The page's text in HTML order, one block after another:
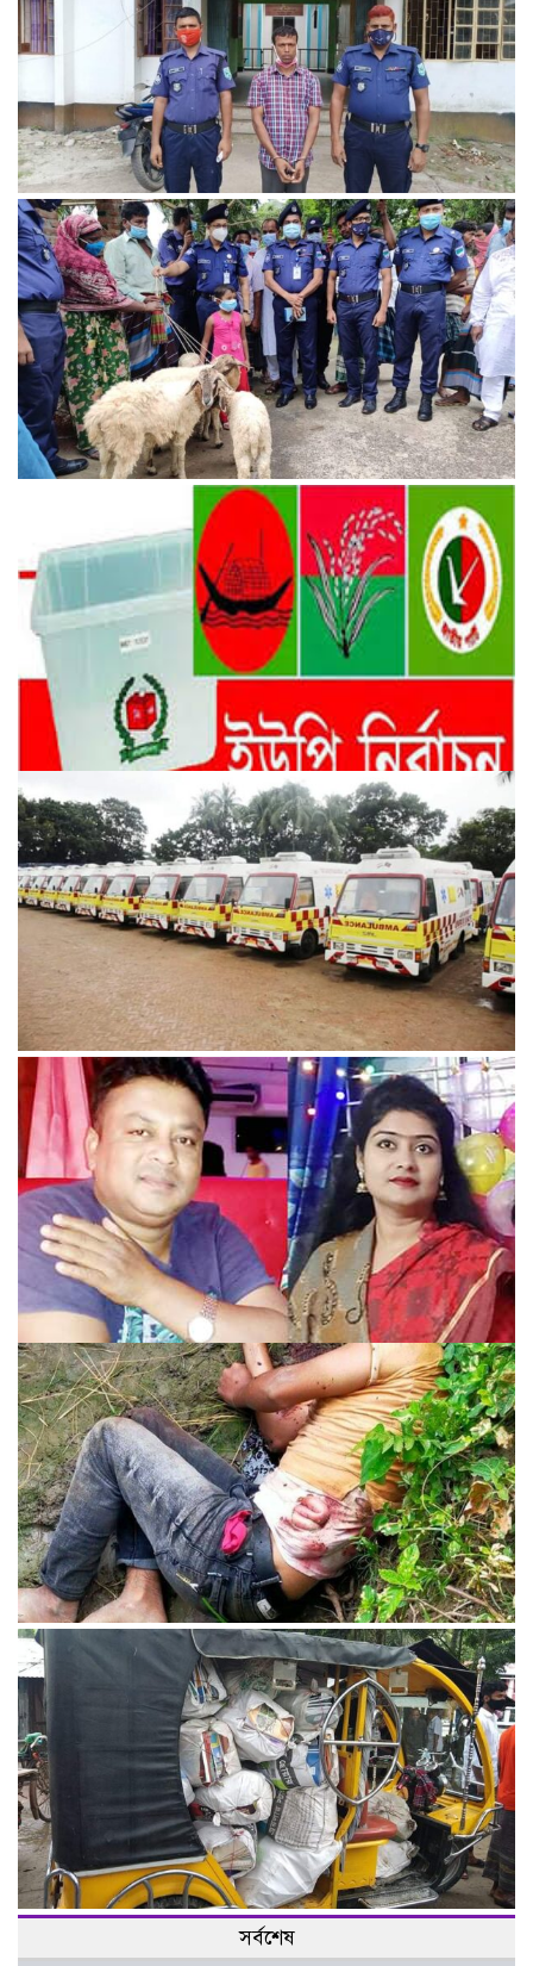
পৌঁছে দেয়ার কথা বলে গাড়িতে তুলে গৃহবধূকে ধর্ষন ও ভিডিও ধারণ;
মি‌ডিয়া এন্ড পাব‌লিক রি‌লেশন্স উইং‌কে পাঠা‌নো মেসে‌জের ভি‌ত্তি‌তে
ব্যবস্থা।
পুলিশ প্রধানের মহানুভবতা; কালীগঞ্জে প্রাণিসম্পদ দপ্তরের খাওয়ানো
ওষুধে ১৪টি ভেড়া মারা যাওয়া সেই খামারী পেলেন সহায়তা।
স্থগিত হয়ে থাকা ইউপিতে ভোটের তারিখ দিতে বিবেচনায় তৃণমূল
করোনা পরিস্থিতি !
বাংলাদেশকে অ্যাম্বুলেন্স ও চিকিৎসা সামগ্রী উপহার দিল ভারত।
ঝিনাইদহে এমপি’র মেয়েকে নিয়ে উধাও স্বেচ্ছাসেবক দলের সভাপতি!
যশোরের কেশবপুরে যুবকের গলাকাটা মরদেহ উদ্ধার।
যশোরের শাখাঁরীগাতী স্কুলের প্রধান শিক্ষকের কান্ড! কেজি দরে
সরকারি বই বিক্রির সময় গ্রামবাসীর হাতে ধরা।
সর্বশেষ